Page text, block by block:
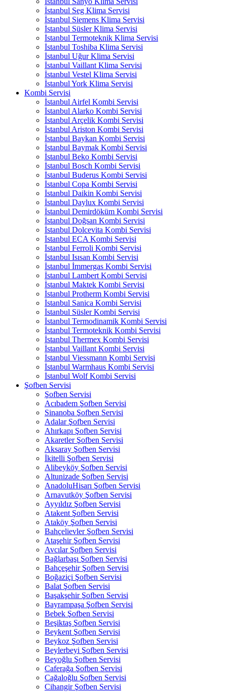
İstanbul Seg Klima Servisi
İstanbul Siemens Klima Servisi
İstanbul Süsler Klima Servisi
İstanbul Termoteknik Klima Servisi
İstanbul Toshiba Klima Servisi
İstanbul Uğur Klima Servisi
İstanbul Vaillant Klima Servisi
İstanbul Vestel Klima Servisi
İstanbul York Klima Servisi
Kombi Servisi
İstanbul Airfel Kombi Servisi
İstanbul Alarko Kombi Servisi
İstanbul Arçelik Kombi Servisi
İstanbul Ariston Kombi Servisi
İstanbul Baykan Kombi Servisi
İstanbul Baymak Kombi Servisi
İstanbul Beko Kombi Servisi
İstanbul Bosch Kombi Servisi
İstanbul Buderus Kombi Servisi
İstanbul Copa Kombi Servisi
İstanbul Daikin Kombi Servisi
İstanbul Daylux Kombi Servisi
İstanbul Demirdöküm Kombi Servisi
İstanbul Doğsan Kombi Servisi
İstanbul Dolcevita Kombi Servisi
İstanbul ECA Kombi Servisi
İstanbul Ferroli Kombi Servisi
İstanbul Isısan Kombi Servisi
İstanbul İmmergas Kombi Servisi
İstanbul Lambert Kombi Servisi
İstanbul Maktek Kombi Servisi
İstanbul Protherm Kombi Servisi
İstanbul Sanica Kombi Servisi
İstanbul Süsler Kombi Servisi
İstanbul Termodinamik Kombi Servisi
İstanbul Termoteknik Kombi Servisi
İstanbul Thermex Kombi Servisi
İstanbul Vaillant Kombi Servisi
İstanbul Viessmann Kombi Servisi
İstanbul Warmhaus Kombi Servisi
İstanbul Wolf Kombi Servisi
Şofben Servisi
Şofben Servisi
Acıbadem Şofben Servisi
Sinanoba Şofben Servisi
Adalar Şofben Servisi
Ahırkapı Şofben Servisi
Akaretler Şofben Servisi
Aksaray Şofben Servisi
İkitelli Şofben Servisi
Alibeyköy Şofben Servisi
Altunizade Şofben Servisi
AnadoluHisarı Şofben Servisi
Arnavutköy Şofben Servisi
Ayyıldız Şofben Servisi
Atakent Şofben Servisi
Ataköy Şofben Servisi
Bahçelievler Şofben Servisi
Ataşehir Şofben Servisi
Avcılar Şofben Servisi
Bağlarbaşı Şofben Servisi
Bahçeşehir Şofben Servisi
Boğaziçi Şofben Servisi
Balat Şofben Servisi
Başakşehir Şofben Servisi
Bayrampaşa Şofben Servisi
Bebek Şofben Servisi
Beşiktaş Şofben Servisi
Beykent Şofben Servisi
Beykoz Şofben Servisi
Beylerbeyi Şofben Servisi
Beyoğlu Şofben Servisi
Caferağa Şofben Servisi
Cağaloğlu Şofben Servisi
Cihangir Şofben Servisi